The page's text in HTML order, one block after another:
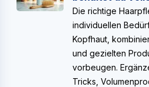
Die richtige
individuellen
Kopfhaut,
und gezielten
vorbeugen.
Tricks,